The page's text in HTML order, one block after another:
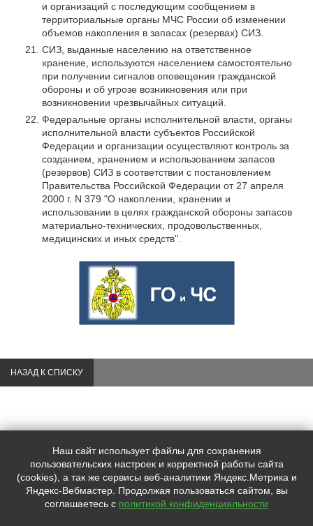
и организаций с последующим сообщением в
территориальные органы МЧС России об изменении
объемов накопления в запасах (резервах) СИЗ.
СИЗ, выданные населению на ответственное
хранение, используются населением самостоятельно
при получении сигналов оповещения гражданской
обороны и об угрозе возникновения или при
возникновении чрезвычайных ситуаций.
Федеральные органы исполнительной власти, органы
исполнительной власти субъектов Российской
Федерации и организации осуществляют контроль за
созданием, хранением и использованием запасов
(резервов) СИЗ в соответствии с постановлением
Правительства Российской Федерации от 27 апреля
2000 г. N 379 "О накоплении, хранении и
использовании в целях гражданской обороны запасов
материально-технических, продовольственных,
медицинских и иных средств".
НАЗАД К СПИСКУ
Контакты:
+7 (495)997-57-72
+7 (910)019-37-77
mskprofkonsalting@yandex.ru
Наш сайт использует файлы для сохранения
пользовательских настроек и корректной работы сайта
(cookies), а так же сервисы веб-аналитики Яндекс.Метрика и
Яндекс-Вебмастер. Продолжая пользоваться сайтом, вы
соглашаетесь с политикой конфиденциальности